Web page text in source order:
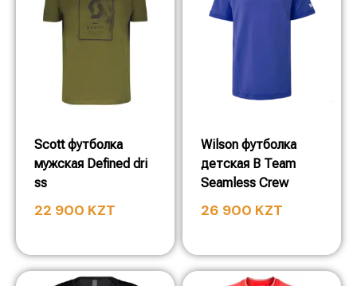
Scott футболка
мужская Defined dri
ss
22 900 KZT
Wilson футболка
детская B Team
Seamless Crew
26 900 KZT